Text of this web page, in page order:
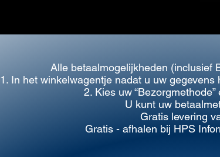
Alle betaalmogelijkheden (inclusief
1. In het winkelwagentje nadat u uw
2. Kies uw “Bezorgmethode”
U kunt uw
Gratis levering
Gratis - afhalen bij HPS